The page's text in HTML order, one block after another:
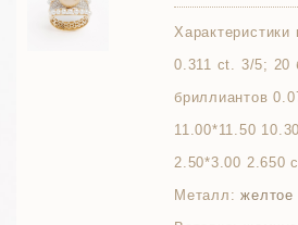
Характеристики
0.311 ct. 3/5; 20
бриллиантов
11.00*11.50
2.50*3.00 2.650
Металл: желтое